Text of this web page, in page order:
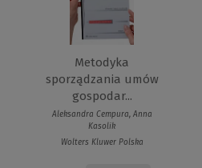
Metodyka
sporządzania umów
gospodar...
Aleksandra Cempura, Anna
Kasolik
Wolters Kluwer Polska